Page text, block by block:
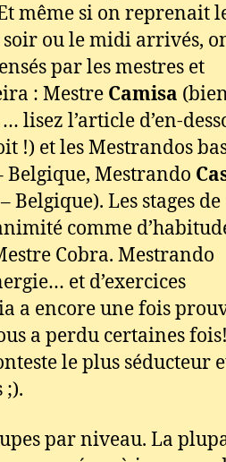
même si on reprenait
ou le midi arrivés,
par les mestres et
: Mestre Camisa
lisez l’article d’en-
!) et les Mestrandos
Belgique, Mestrando
– Belgique). Les stages de
comme
Cobra. Mestrando
et d’exercices
a encore une fois
a perdu certaines
le plus séducteur
;).
par niveau. La